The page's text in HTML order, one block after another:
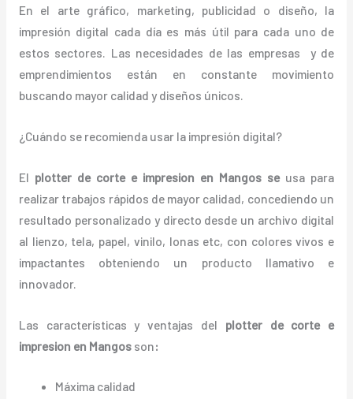
En el arte gráfico, marketing, publicidad o diseño, la
impresión digital cada día es más útil para cada uno de
estos sectores. Las necesidades de las empresas y de
emprendimientos están en constante movimiento
buscando mayor calidad y diseños únicos.
¿Cuándo se recomienda usar la impresión digital?
El plotter de corte e impresion en Mangos seusa para
realizar trabajos rápidos de mayor calidad, concediendo un
resultado personalizado y directo desde un archivo digital
al lienzo, tela, papel, vinilo, lonas etc, con colores vivos e
impactantes obteniendo un producto llamativo e
innovador.
Las características y ventajas del plotter de corte e
impresion en Mangos son:
Máxima calidad